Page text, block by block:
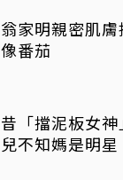
翁家明親密肌膚接觸 白泡
像番茄
昔「擋泥板女神」
兒不知媽是明星